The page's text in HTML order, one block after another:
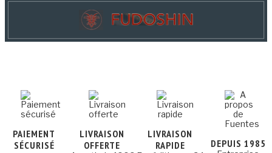
PAIEMENT
SÉCURISÉ
LIVRAISON
OFFERTE
LIVRAISON
RAPIDE
DEPUIS 1985